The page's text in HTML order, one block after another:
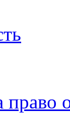
право